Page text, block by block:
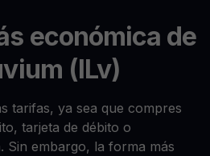
económica de
(ILv)
tarifas, ya sea que compres
tarjeta de débito o
Sin embargo, la forma más